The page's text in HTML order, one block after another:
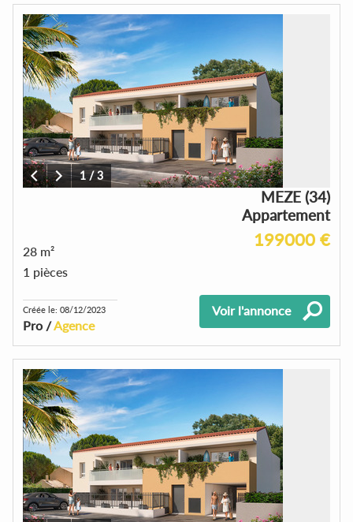
1/3
MEZE (34)
Appartement
199000 €
28 m²
1 pièces
Créée le: 08/12/2023
Pro /Agence
Voir l'annonce